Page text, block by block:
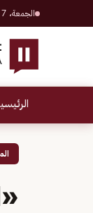
الجمعة، 7 أغسطس 2026 · 24 صفر 1448 هـ